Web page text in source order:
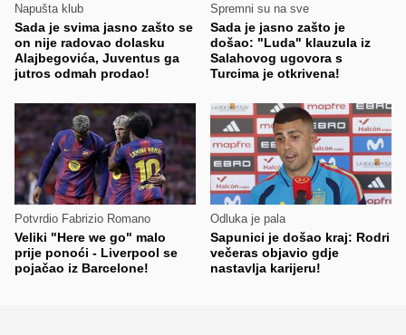
Napušta klub
Sada je svima jasno zašto se
on nije radovao dolasku
Alajbegovića, Juventus ga
jutros odmah prodao!
Spremni su na sve
Sada je jasno zašto je
došao: "Luda" klauzula iz
Salahovog ugovora s
Turcima je otkrivena!
Potvrdio Fabrizio Romano
Veliki "Here we go" malo
prije ponoći - Liverpool se
pojačao iz Barcelone!
Odluka je pala
Sapunici je došao kraj: Rodri
večeras objavio gdje
nastavlja karijeru!